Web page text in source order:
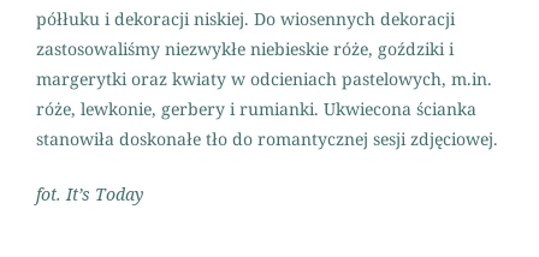
półłuku i dekoracji niskiej. Do wiosennych dekoracji
zastosowaliśmy niezwykłe niebieskie róże, goździki i
margerytki oraz kwiaty w odcieniach pastelowych, m.in.
róże, lewkonie, gerbery i rumianki. Ukwiecona ścianka
stanowiła doskonałe tło do romantycznej sesji zdjęciowej.
fot. It’s Today